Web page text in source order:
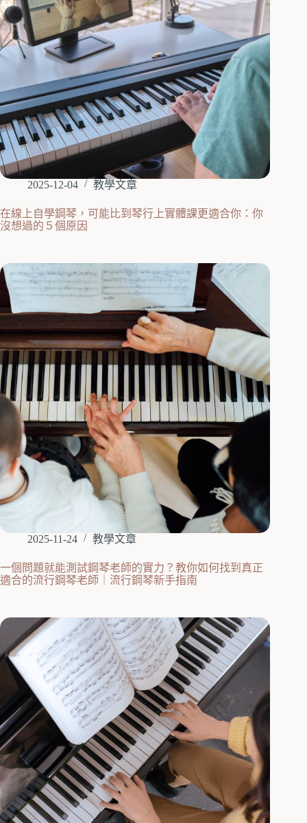
2025-12-04 教學文章
在線上自學鋼琴，可能比到琴行上實體課更適合你：你
沒想過的５個原因
2025-11-24 教學文章
一個問題就能測試鋼琴老師的實力？教你如何找到真正
適合的流行鋼琴老師｜流行鋼琴新手指南